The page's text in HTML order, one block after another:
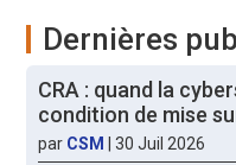
Dernières
CRA : quand la
condition de mise
par CSM |30 Juil 2026